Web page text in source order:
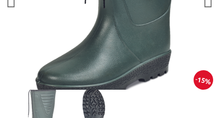
15%